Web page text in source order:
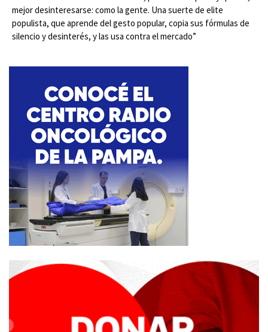
mejor desinteresarse: como la gente. Una suerte de elite
populista, que aprende del gesto popular, copia sus fórmulas de
silencio y desinterés, y las usa contra el mercado”